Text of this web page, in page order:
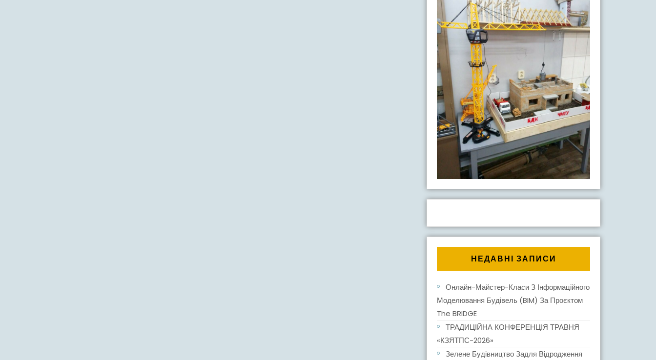
НЕДАВНІ ЗАПИСИ
Онлайн-Майстер-Класи З Інформаційного
Моделювання Будівель (BIM) За Проєктом
The BRIDGE
ТРАДИЦІЙНА КОНФЕРЕНЦІЯ ТРАВНЯ
«КЗЯТПС-2026»
Зелене Будівництво Задля Відродження